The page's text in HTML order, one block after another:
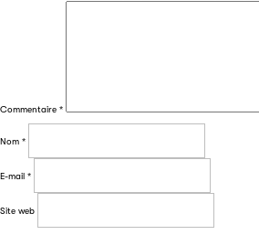
Commentaire *
Nom *
E-mail *
Site webLe jeu de lecture à voix haute gratuit
enfants de CM1 et de CM2.